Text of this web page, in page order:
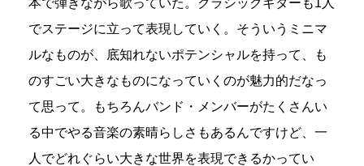
でステージに立って表現していく。そういうミニマ
ルなものが、底知れないポテンシャルを持って、も
のすごい大きなものになっていくのが魅力的だなっ
て思って。もちろんバンド・メンバーがたくさんい
る中でやる音楽の素晴らしさもあるんですけど、一
人でどれぐらい大きな世界を表現できるかってい